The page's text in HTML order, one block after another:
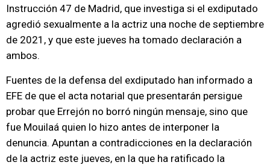
Instrucción 47 de Madrid, que investiga si el exdiputado
agredió sexualmente a la actriz una noche de septiembre
de 2021, y que este jueves ha tomado declaración a
ambos.
Fuentes de la defensa del exdiputado han informado a
EFE de que el acta notarial que presentarán persigue
probar que Errejón no borró ningún mensaje, sino que
fue Mouilaá quien lo hizo antes de interponer la
denuncia. Apuntan a contradicciones en la declaración
de la actriz este jueves, en la que ha ratificado la